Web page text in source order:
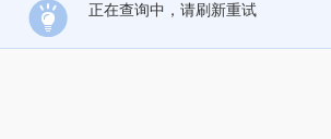
正在查询中，请刷新重试